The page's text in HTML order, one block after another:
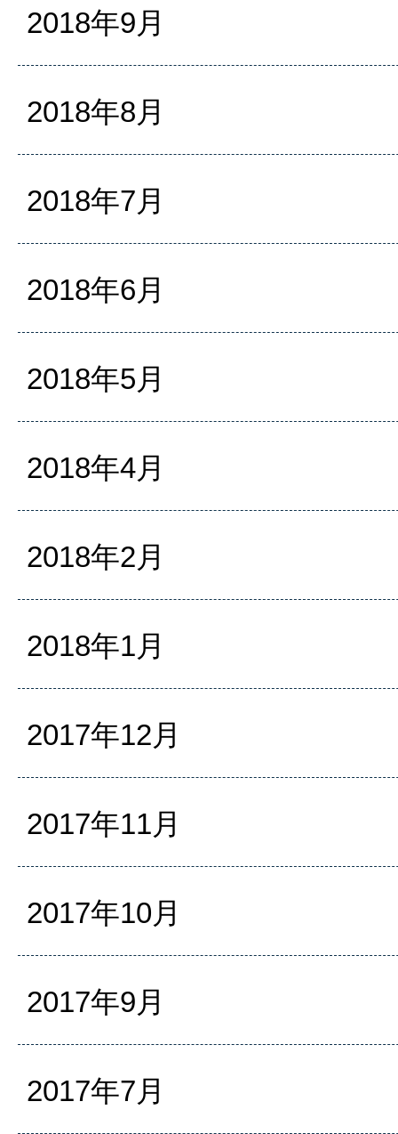
2018年9月
2018年8月
2018年7月
2018年6月
2018年5月
2018年4月
2018年2月
2018年1月
2017年12月
2017年11月
2017年10月
2017年9月
2017年7月